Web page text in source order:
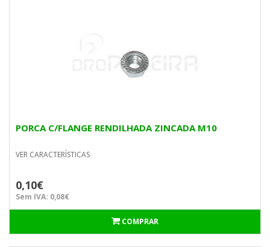
PORCA C/FLANGE RENDILHADA ZINCADA M10
VER CARACTERÍSTICAS
0,10€
Sem IVA: 0,08€
COMPRAR